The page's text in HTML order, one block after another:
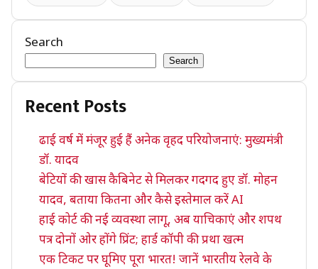
Search
Search
Recent Posts
ढाई वर्ष में मंजूर हुई हैं अनेक वृहद परियोजनाएं: मुख्यमंत्री
डॉ. यादव
बेटियों की खास कैबिनेट से मिलकर गदगद हुए डॉ. मोहन
यादव, बताया कितना और कैसे इस्तेमाल करें AI
हाई कोर्ट की नई व्यवस्था लागू, अब याचिकाएं और शपथ
पत्र दोनों ओर होंगे प्रिंट; हार्ड कॉपी की प्रथा खत्म
एक टिकट पर घूमिए पूरा भारत! जानें भारतीय रेलवे के